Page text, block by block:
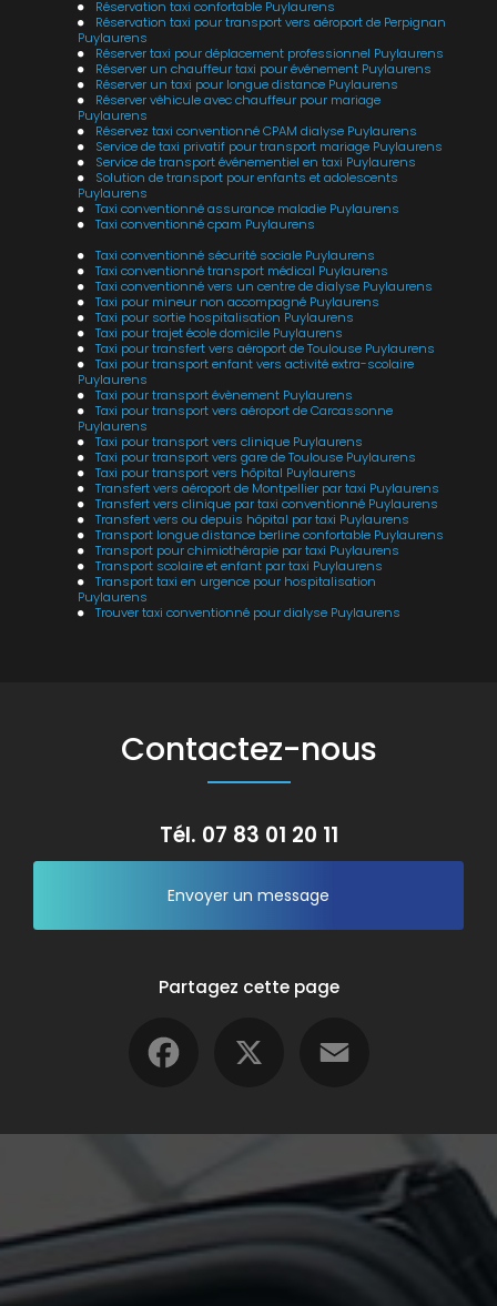
Réservation taxi confortable Puylaurens
Réservation taxi pour transport vers aéroport de Perpignan
Puylaurens
Réserver taxi pour déplacement professionnel Puylaurens
Réserver un chauffeur taxi pour événement Puylaurens
Réserver un taxi pour longue distance Puylaurens
Réserver véhicule avec chauffeur pour mariage
Puylaurens
Réservez taxi conventionné CPAM dialyse Puylaurens
Service de taxi privatif pour transport mariage Puylaurens
Service de transport événementiel en taxi Puylaurens
Solution de transport pour enfants et adolescents
Puylaurens
Taxi conventionné assurance maladie Puylaurens
Taxi conventionné cpam Puylaurens
Taxi conventionné sécurité sociale Puylaurens
Taxi conventionné transport médical Puylaurens
Taxi conventionné vers un centre de dialyse Puylaurens
Taxi pour mineur non accompagné Puylaurens
Taxi pour sortie hospitalisation Puylaurens
Taxi pour trajet école domicile Puylaurens
Taxi pour transfert vers aéroport de Toulouse Puylaurens
Taxi pour transport enfant vers activité extra-scolaire
Puylaurens
Taxi pour transport évènement Puylaurens
Taxi pour transport vers aéroport de Carcassonne
Puylaurens
Taxi pour transport vers clinique Puylaurens
Taxi pour transport vers gare de Toulouse Puylaurens
Taxi pour transport vers hôpital Puylaurens
Transfert vers aéroport de Montpellier par taxi Puylaurens
Transfert vers clinique par taxi conventionné Puylaurens
Transfert vers ou depuis hôpital par taxi Puylaurens
Transport longue distance berline confortable Puylaurens
Transport pour chimiothérapie par taxi Puylaurens
Transport scolaire et enfant par taxi Puylaurens
Transport taxi en urgence pour hospitalisation
Puylaurens
Trouver taxi conventionné pour dialyse Puylaurens
Contactez-nous
Tél. 07 83 01 20 11
Envoyer un message
Partagez cette page